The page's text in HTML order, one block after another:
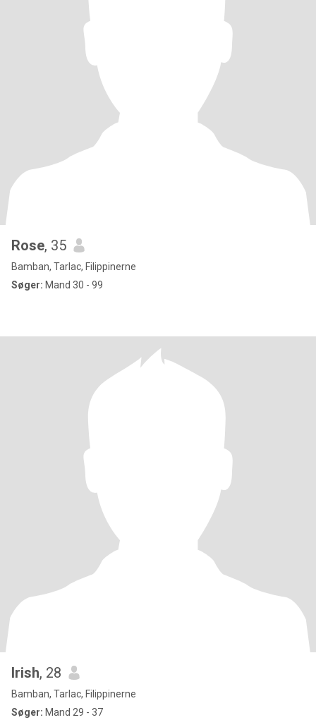
Rose, 35
Bamban, Tarlac, Filippinerne
Søger: Mand 30 - 99
Irish, 28
Bamban, Tarlac, Filippinerne
Søger: Mand 29 - 37